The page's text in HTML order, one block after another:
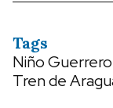
Tags
Niño Guerrero
Tren de